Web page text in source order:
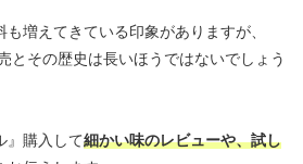
増えてきている印象がありますが、
とその歴史は長いほうではないでしょう
』購入して細かい味のレビューや、試し